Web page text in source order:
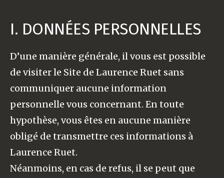
I. DONNÉES PERSONNELLES
D’une manière générale, il vous est possible
de visiter le Site de Laurence Ruet sans
communiquer aucune information
personnelle vous concernant. En toute
hypothèse, vous êtes en aucune manière
obligé de transmettre ces informations à
Laurence Ruet.
Néanmoins, en cas de refus, il se peut que